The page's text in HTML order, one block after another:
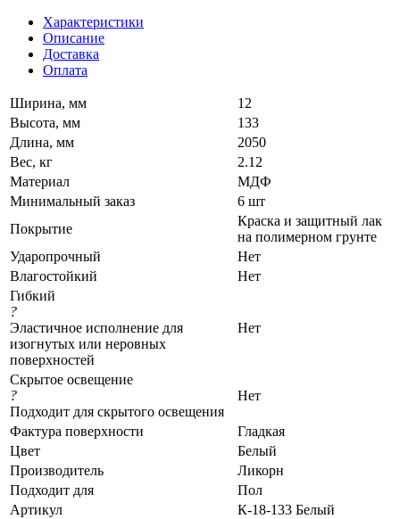
Характеристики
Описание
Доставка
Оплата
Ширина, мм
12
Высота, мм
133
Длина, мм
2050
Вес, кг
2.12
Материал
МДФ
Минимальный заказ
6 шт
Покрытие
Краска и защитный лак
на полимерном грунте
Ударопрочный
Нет
Влагостойкий
Нет
Гибкий
?
Эластичное исполнение для
изогнутых или неровных
поверхностей
Нет
Скрытое освещение
?
Подходит для скрытого освещения
Нет
Фактура поверхности
Гладкая
Цвет
Белый
Производитель
Ликорн
Подходит для
Пол
Артикул
К-18-133 Белый